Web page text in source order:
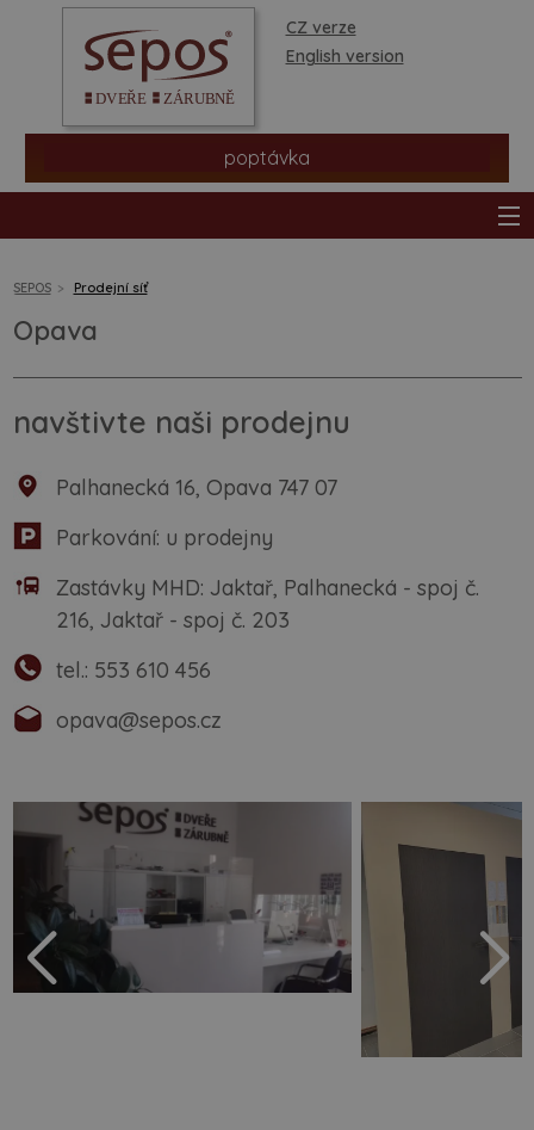
CZ verze
English version
poptávka
prodejní síť
informace a rady
SEPOS Prodejní síť
Opava
navštivte naši prodejnu
Palhanecká 16, Opava 747 07
Parkování: u prodejny
Zastávky MHD: Jaktař, Palhanecká - spoj č.
216, Jaktař - spoj č. 203
tel.: 553 610 456
opava@sepos.cz